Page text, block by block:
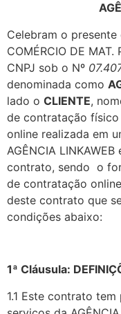
Celebram o
COMÉRCIO DE MAT.
CNPJ sob o Nº
denominada como
lado o CLIENTE,
de contratação
online realizada em
AGÊNCIA
contrato, sendo o
de contratação
deste contrato que
condições abaixo:
1ª Cláusula:
1.1 Este contrato